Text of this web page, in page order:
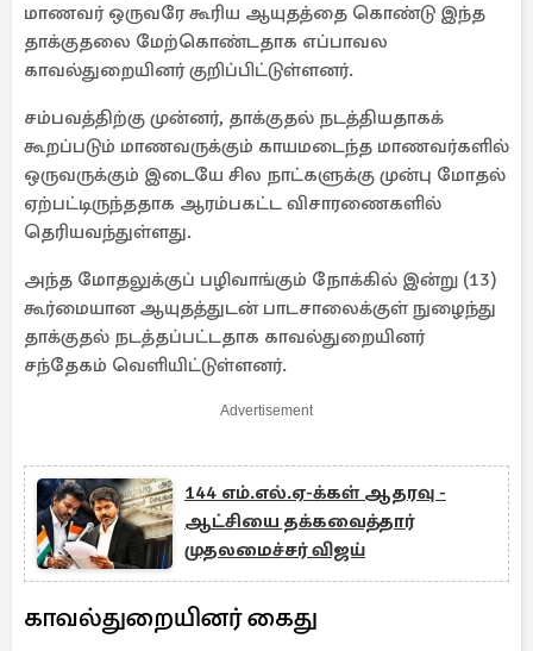
மாணவர் ஒருவரே கூரிய ஆயுதத்தை கொண்டு இந்த
தாக்குதலை மேற்கொண்டதாக எப்பாவல
காவல்துறையினர் குறிப்பிட்டுள்ளனர்.
சம்பவத்திற்கு முன்னர், தாக்குதல் நடத்தியதாகக்
கூறப்படும் மாணவருக்கும் காயமடைந்த மாணவர்களில்
ஒருவருக்கும் இடையே சில நாட்களுக்கு முன்பு மோதல்
ஏற்பட்டிருந்ததாக ஆரம்பகட்ட விசாரணைகளில்
தெரியவந்துள்ளது.
அந்த மோதலுக்குப் பழிவாங்கும் நோக்கில் இன்று (13)
கூர்மையான ஆயுதத்துடன் பாடசாலைக்குள் நுழைந்து
தாக்குதல் நடத்தப்பட்டதாக காவல்துறையினர்
சந்தேகம் வெளியிட்டுள்ளனர்.
Advertisement
144 எம்.எல்.ஏ-க்கள் ஆதரவு -
ஆட்சியை தக்கவைத்தார்
முதலமைச்சர் விஜய்
காவல்துறையினர் கைது